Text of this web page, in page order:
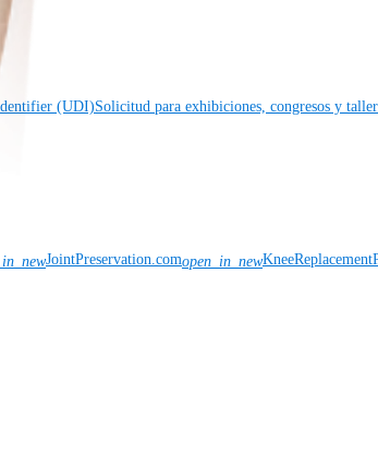
(UDI)Solicitud para exhibiciones, congresos y
JointPreservation.comopen_in_new